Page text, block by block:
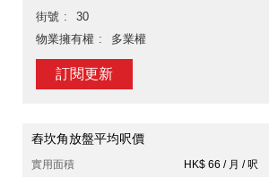
街號
30
物業擁有權
多業權
訂閱更新
舂坎角放盤平均呎價
實用面積
HK$ 66 / 月 / 呎